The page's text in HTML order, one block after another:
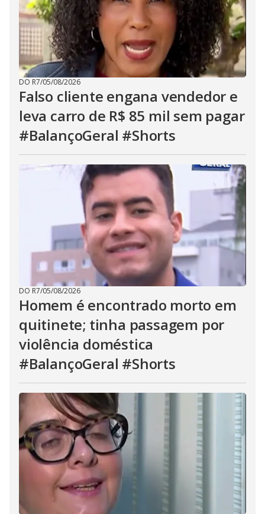
DO R7/05/08/2026
Falso cliente engana vendedor e
leva carro de R$ 85 mil sem pagar
#BalançoGeral #Shorts
DO R7/05/08/2026
Homem é encontrado morto em
quitinete; tinha passagem por
violência doméstica
#BalançoGeral #Shorts